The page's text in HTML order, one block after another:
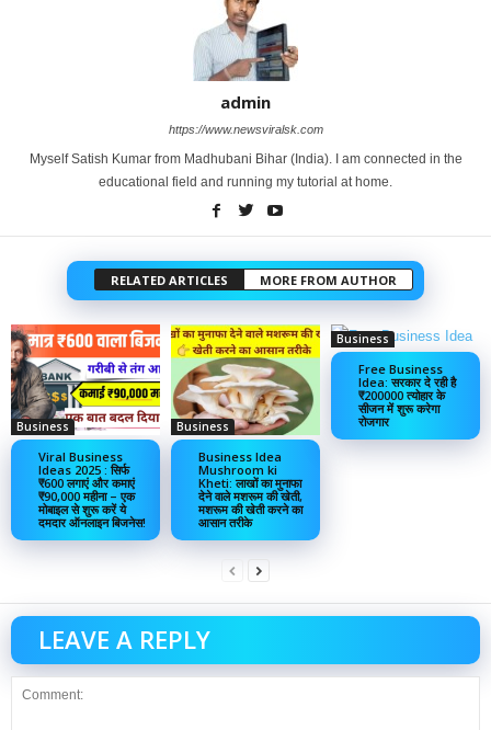
admin
https://www.newsviralsk.com
Myself Satish Kumar from Madhubani Bihar (India). I am connected in the
educational field and running my tutorial at home.
RELATED ARTICLES MORE FROM AUTHOR
Business
Viral Business
Ideas 2025 : सिर्फ
₹600 लगाएं और कमाएं
₹90,000 महीना – एक
मोबाइल से शुरू करें ये
दमदार ऑनलाइन बिजनेस!
Business
Business Idea
Mushroom ki
Kheti: लाखों का मुनाफा
देने वाले मशरूम की खेती,
मशरूम की खेती करने का
आसान तरीके
Business
Free Business
Idea: सरकार दे रही है
₹200000 त्योहार के
सीजन में शुरू करेगा
रोजगार
LEAVE A REPLY